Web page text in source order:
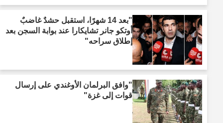
"بعد 14 شهرًا، استقبل حشدٌ غاضبٌ
أوتكو جانر تشايكارا عند بوابة السجن بعد
إطلاق سراحه"
"وافق البرلمان الأوغندي على إرسال
قوات إلى غزة"